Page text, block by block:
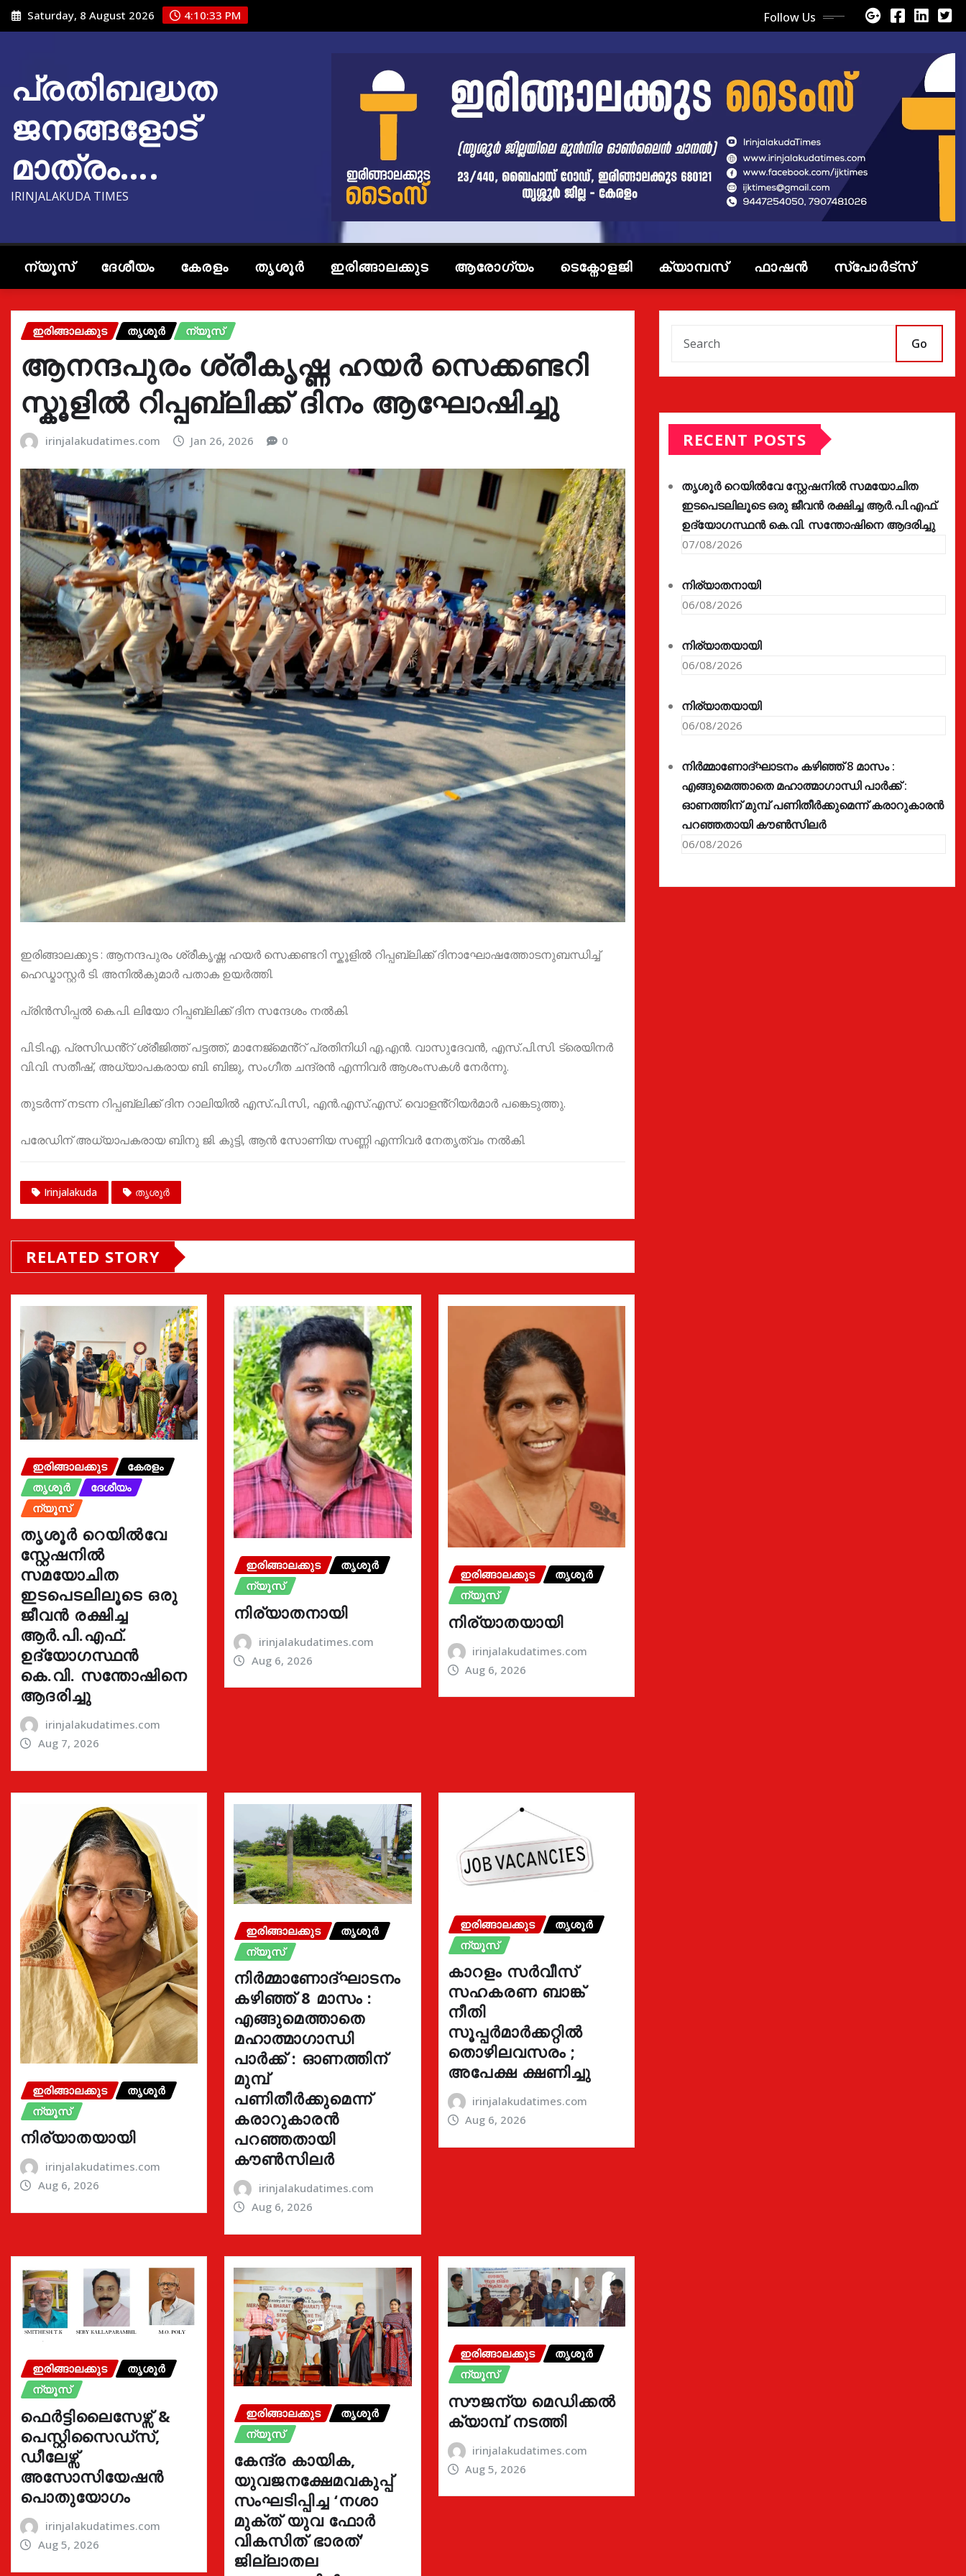
Skip
to
Saturday, 8 August 2026 4:10:34 PM Follow Us
പ്രതിബദ്ധത
ജനങ്ങളോട്
മാത്രം….
IRINJALAKUDA TIMES
ന്യൂസ് ദേശീയം കേരളം തൃശൂർ ഇരിങ്ങാലക്കുട ആരോഗ്യം ടെക്നോളജി ക്യാമ്പസ് ഫാഷൻ സ്പോർട്സ്
ഇരിങ്ങാലക്കുട തൃശൂർ ന്യൂസ്
ആനന്ദപുരം ശ്രീകൃഷ്ണ ഹയർ സെക്കണ്ടറി
സ്കൂളിൽ റിപ്പബ്ലിക്ക് ദിനം ആഘോഷിച്ചു
irinjalakudatimes.com Jan 26, 2026 0
ഇരിങ്ങാലക്കുട : ആനന്ദപുരം ശ്രീകൃഷ്ണ ഹയർ സെക്കണ്ടറി സ്കൂളിൽ റിപ്പബ്ലിക്ക് ദിനാഘോഷത്തോടനുബന്ധിച്ച്
ഹെഡ്മാസ്റ്റർ ടി. അനിൽകുമാർ പതാക ഉയർത്തി.
പ്രിൻസിപ്പൽ കെ.പി. ലിയോ റിപ്പബ്ലിക്ക് ദിന സന്ദേശം നൽകി.
പി.ടി.എ. പ്രസിഡൻ്റ് ശ്രീജിത്ത് പട്ടത്ത്, മാനേജ്മെൻ്റ് പ്രതിനിധി എ.എൻ. വാസുദേവൻ, എസ്.പി.സി. ട്രെയിനർ
വി.വി. സതീഷ്, അധ്യാപകരായ ബി. ബിജു, സംഗീത ചന്ദ്രൻ എന്നിവർ ആശംസകൾ നേർന്നു.
തുടർന്ന് നടന്ന റിപ്പബ്ലിക്ക് ദിന റാലിയിൽ എസ്.പി.സി., എൻ.എസ്.എസ്. വൊളൻ്റിയർമാർ പങ്കെടുത്തു.
പരേഡിന് അധ്യാപകരായ ബിനു ജി. കുട്ടി, ആൻ സോണിയ സണ്ണി എന്നിവർ നേതൃത്വം നൽകി.
Irinjalakuda തൃശൂർ
RELATED STORY
ഇരിങ്ങാലക്കുട
കേരളം
തൃശൂർ
ദേശീയം
ന്യൂസ്
തൃശൂർ റെയിൽവേ
സ്റ്റേഷനിൽ
സമയോചിത
ഇടപെടലിലൂടെ ഒരു
ജീവൻ രക്ഷിച്ച
ആർ.പി.എഫ്.
ഉദ്യോഗസ്ഥൻ
കെ.വി. സന്തോഷിനെ
ആദരിച്ചു
irinjalakudatimes.com
Aug 7, 2026
ഇരിങ്ങാലക്കുട
തൃശൂർ
ന്യൂസ്
നിര്യാതനായി
irinjalakudatimes.com
Aug 6, 2026
ഇരിങ്ങാലക്കുട
തൃശൂർ
ന്യൂസ്
നിര്യാതയായി
irinjalakudatimes.com
Aug 6, 2026
ഇരിങ്ങാലക്കുട
തൃശൂർ
ന്യൂസ്
നിര്യാതയായി
irinjalakudatimes.com
Aug 6, 2026
ഇരിങ്ങാലക്കുട
തൃശൂർ
ന്യൂസ്
നിർമ്മാണോദ്ഘാടനം
കഴിഞ്ഞ് 8 മാസം :
എങ്ങുമെത്താതെ
മഹാത്മാഗാന്ധി
പാർക്ക് : ഓണത്തിന്
മുമ്പ്
പണിതീർക്കുമെന്ന്
കരാറുകാരൻ
പറഞ്ഞതായി
കൗൺസിലർ
irinjalakudatimes.com
Aug 6, 2026
ഇരിങ്ങാലക്കുട
തൃശൂർ
ന്യൂസ്
കാറളം സർവീസ്
സഹകരണ ബാങ്ക്
നീതി
സൂപ്പർമാർക്കറ്റിൽ
തൊഴിലവസരം ;
അപേക്ഷ ക്ഷണിച്ചു
irinjalakudatimes.com
Aug 6, 2026
ഇരിങ്ങാലക്കുട
തൃശൂർ
ന്യൂസ്
ഫെർട്ടിലൈസേഴ്സ് &
പെസ്റ്റിസൈഡ്സ്,
ഡീലേഴ്സ്
അസോസിയേഷൻ
പൊതുയോഗം
irinjalakudatimes.com
Aug 5, 2026
ഇരിങ്ങാലക്കുട
തൃശൂർ
ന്യൂസ്
കേന്ദ്ര കായിക,
യുവജനക്ഷേമവകുപ്പ്
സംഘടിപ്പിച്ച ‘നശാ
മുക്ത് യുവ ഫോർ
വികസിത് ഭാരത്’
ജില്ലാതല
ഇരിങ്ങാലക്കുട
തൃശൂർ
ന്യൂസ്
സൗജന്യ മെഡിക്കൽ
ക്യാമ്പ് നടത്തി
irinjalakudatimes.com
Aug 5, 2026
Go
RECENT POSTS
തൃശൂർ റെയിൽവേ സ്റ്റേഷനിൽ സമയോചിത
ഇടപെടലിലൂടെ ഒരു ജീവൻ രക്ഷിച്ച ആർ.പി.എഫ്.
ഉദ്യോഗസ്ഥൻ കെ.വി. സന്തോഷിനെ ആദരിച്ചു
07/08/2026
നിര്യാതനായി
06/08/2026
നിര്യാതയായി
06/08/2026
നിര്യാതയായി
06/08/2026
നിർമ്മാണോദ്ഘാടനം കഴിഞ്ഞ് 8 മാസം :
എങ്ങുമെത്താതെ മഹാത്മാഗാന്ധി പാർക്ക് :
ഓണത്തിന് മുമ്പ് പണിതീർക്കുമെന്ന് കരാറുകാരൻ
പറഞ്ഞതായി കൗൺസിലർ
06/08/2026